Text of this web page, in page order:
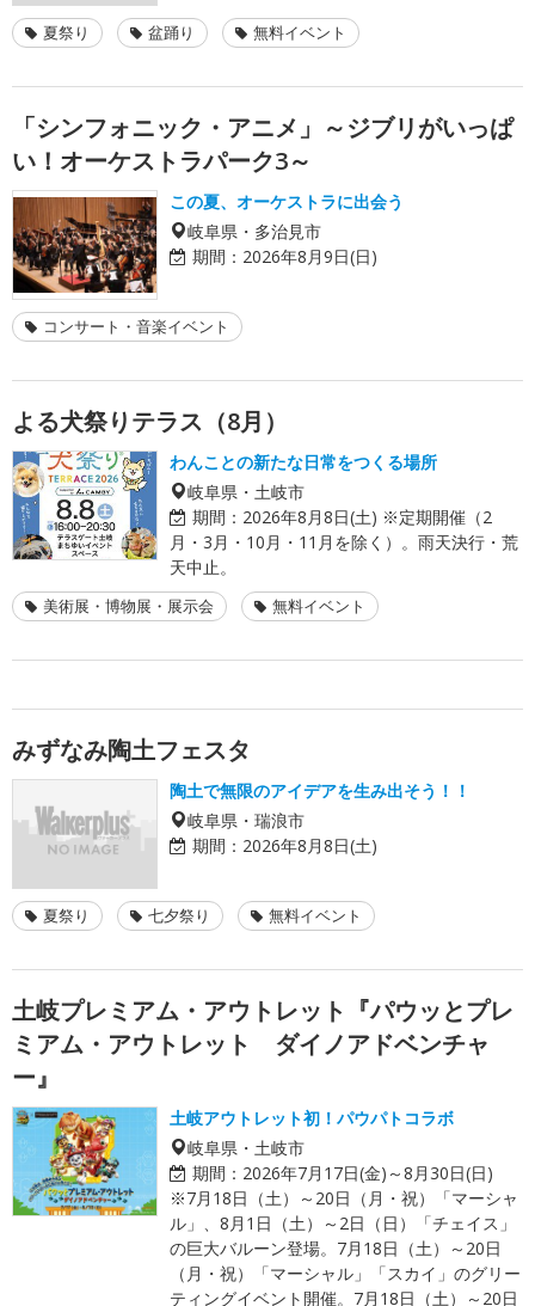
夏祭り 盆踊り 無料イベント
「シンフォニック・アニメ」～ジブリがいっぱ
い！オーケストラパーク3～
この夏、オーケストラに出会う
岐阜県・多治見市
期間： 2026年8月9日(日)
コンサート・音楽イベント
よる犬祭りテラス（8月）
わんことの新たな日常をつくる場所
岐阜県・土岐市
期間： 2026年8月8日(土) ※定期開催（2
月・3月・10月・11月を除く）。雨天決行・荒
天中止。
美術展・博物展・展示会 無料イベント
みずなみ陶土フェスタ
陶土で無限のアイデアを生み出そう！！
岐阜県・瑞浪市
期間： 2026年8月8日(土)
夏祭り 七夕祭り 無料イベント
土岐プレミアム・アウトレット『パウッとプレ
ミアム・アウトレット ダイノアドベンチャ
ー』
土岐アウトレット初！パウパトコラボ
岐阜県・土岐市
期間： 2026年7月17日(金)～8月30日(日)
※7月18日（土）～20日（月・祝）「マーシャ
ル」、8月1日（土）～2日（日）「チェイス」
の巨大バルーン登場。7月18日（土）～20日
（月・祝）「マーシャル」「スカイ」のグリー
ティングイベント開催。7月18日（土）～20日